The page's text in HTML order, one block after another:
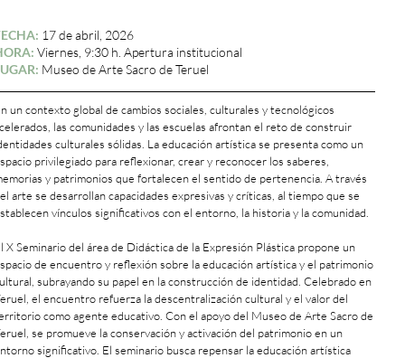
17 de abril, 2026
Viernes, 9:30 h. Apertura institucional
Museo de Arte Sacro de Teruel
un contexto global de cambios sociales, culturales y tecnológicos
las comunidades y las escuelas afrontan el reto de construir
culturales sólidas. La educación artística se presenta como un
privilegiado para reflexionar, crear y reconocer los saberes,
y patrimonios que fortalecen el sentido de pertenencia. A través
arte se desarrollan capacidades expresivas y críticas, al tiempo que se
vínculos significativos con el entorno, la historia y la comunidad.
X Seminario del área de Didáctica de la Expresión Plástica propone un
de encuentro y reflexión sobre la educación artística y el patrimonio
subrayando su papel en la construcción de identidad. Celebrado en
el encuentro refuerza la descentralización cultural y el valor del
como agente educativo. Con el apoyo del Museo de Arte Sacro de
se promueve la conservación y activación del patrimonio en un
significativo. El seminario busca repensar la educación artística